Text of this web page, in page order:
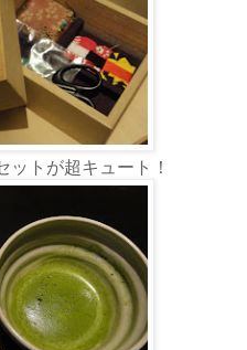
ットが超キュート！